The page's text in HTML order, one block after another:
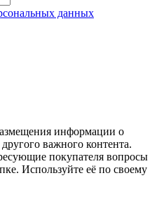
данных
информации о
важного контента.
покупателя вопросы
Используйте её по своему